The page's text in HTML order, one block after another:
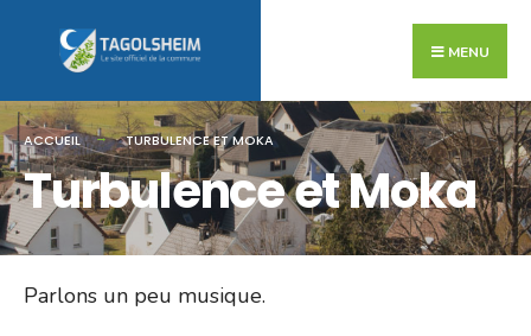
MENU
ACCUEIL TURBULENCE ET MOKA
Turbulence et Moka
Parlons un peu musique.
for: